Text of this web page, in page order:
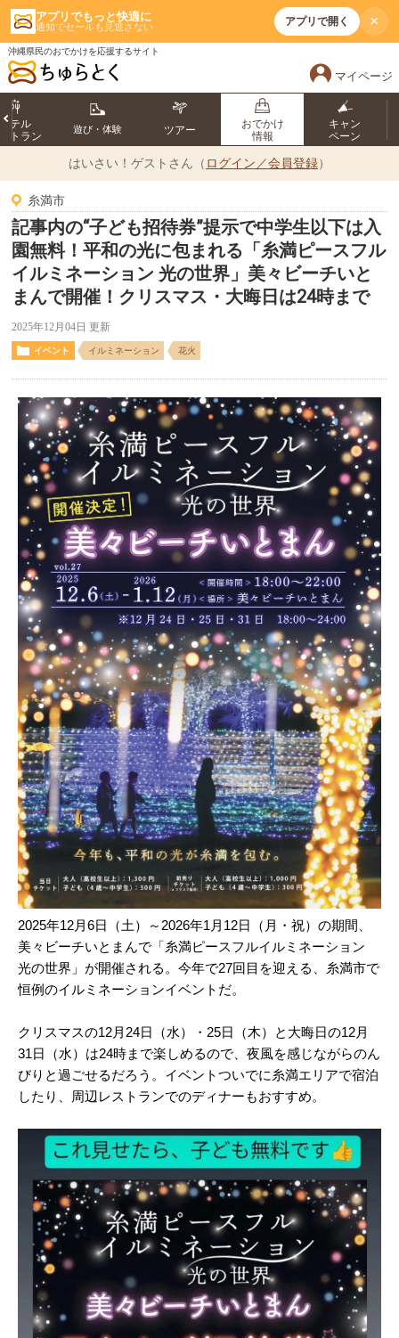
アプリでもっと快適に
通知でセールも見逃さない アプリで開く ×
沖縄県民のおでかけを応援するサイト
マイページ
ホテル
トラン
遊び・体験 ツアー
おでかけ
情報
キャン
ペーン
はいさい！ ゲストさん（ ログイン／会員登録）
糸満市
記事内の“子ども招待券”提示で中学生以下は入
園無料！平和の光に包まれる「糸満ピースフル
イルミネーション 光の世界」美々ビーチいと
まんで開催！クリスマス・大晦日は24時まで
2025年12月04日 更新
イベント イルミネーション 花火
2025年12月6日（土）～2026年1月12日（月・祝）の期間、
美々ビーチいとまんで「糸満ピースフルイルミネーション
光の世界」が開催される。今年で27回目を迎える、糸満市で
恒例のイルミネーションイベントだ。
クリスマスの12月24日（水）・25日（木）と大晦日の12月
31日（水）は24時まで楽しめるので、夜風を感じながらのん
びりと過ごせるだろう。イベントついでに糸満エリアで宿泊
したり、周辺レストランでのディナーもおすすめ。